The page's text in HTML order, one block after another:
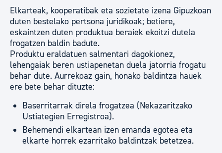
Elkarteak, kooperatibak eta sozietate izena Gipuzkoan
duten bestelako pertsona juridikoak; betiere,
eskaintzen duten produktua beraiek ekoitzi dutela
frogatzen baldin badute.
Produktu eraldatuen salmentari dagokionez,
lehengaiak beren ustiapenetan duela jatorria frogatu
behar dute. Aurrekoaz gain, honako baldintza hauek
ere bete behar dituzte:
Baserritarrak direla frogatzea (Nekazaritzako
Ustiategien Erregistroa).
Behemendi elkartean izen emanda egotea eta
elkarte horrek ezarritako baldintzak betetzea.